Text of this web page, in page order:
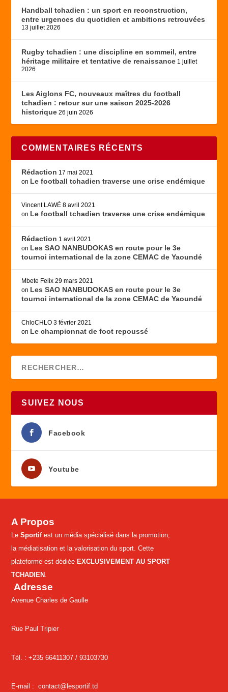
Handball tchadien : un sport en reconstruction,
entre urgences du quotidien et ambitions retrouvées
13 juillet 2026
Rugby tchadien : une discipline en sommeil, entre
héritage militaire et tentative de renaissance 1 juillet
2026
Les Aiglons FC, nouveaux maîtres du football
tchadien : retour sur une saison 2025-2026
historique 26 juin 2026
COMMENTAIRES RÉCENTS
Rédaction 17 mai 2021
on Le football tchadien traverse une crise endémique
Vincent LAWÉ 8 avril 2021
on Le football tchadien traverse une crise endémique
Rédaction 1 avril 2021
on Les SAO NANBUDOKAS en route pour le 3e
tournoi international de la zone CEMAC de Yaoundé
Mbete Felix 29 mars 2021
on Les SAO NANBUDOKAS en route pour le 3e
tournoi international de la zone CEMAC de Yaoundé
ChloCHLO 3 février 2021
on Le championnat de foot repoussé
SUIVEZ NOUS
Facebook
Youtube
A Propos
LeSportifest un média spécialisé dans la promotion,
la médiatisation et la valorisation du sport. Cette
plateforme est dédiée EXCLUSIVEMENT AU SPORT
TCHADIEN .
Adresse
Avenue Charles de Gaulle
Rue Paul Tripier
Tél. : +235 66411307 /93103730
E-mail :contact@lesportif.td